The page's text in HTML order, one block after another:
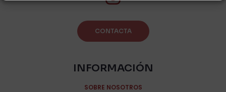
CONTACTA
INFORMACIÓN
SOBRE NOSOTROS